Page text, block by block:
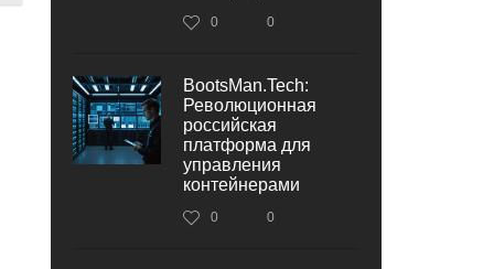
0 0
BootsMan.Tech:
Революционная
российская
платформа для
управления
контейнерами
0 0